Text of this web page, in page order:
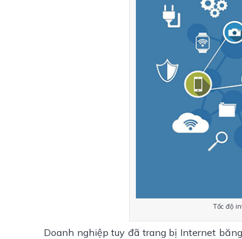
Tốc độ
Doanh nghiệp tuy đã trang bị Internet